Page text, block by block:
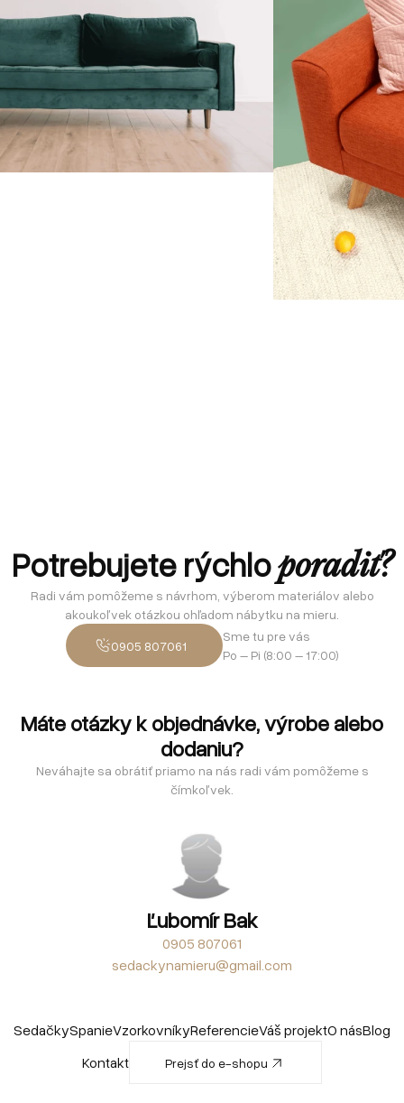
Potrebujete rýchloporadiť?
Radi vám pomôžeme s návrhom, výberom materiálov alebo
akoukoľvek otázkou ohľadom nábytku na mieru.
0905 807061
Sme tu pre vás
Po – Pi (8:00 – 17:00)
Máte otázky k objednávke, výrobe alebo
dodaniu?
Neváhajte sa obrátiť priamo na nás radi vám pomôžeme s
čímkoľvek.
Ľubomír Bak
0905 807061
sedackynamieru@gmail.com
SedačkySpanieVzorkovníkyReferencieVáš projektO násBlog
Kontakt
Prejsť do e-shopu